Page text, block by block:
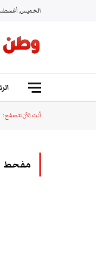
الخميس, أغسطس 6,
أنت الآن تتصفح:
مفحط